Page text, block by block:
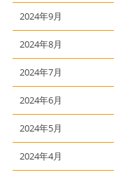
2024年9月
2024年8月
2024年7月
2024年6月
2024年5月
2024年4月